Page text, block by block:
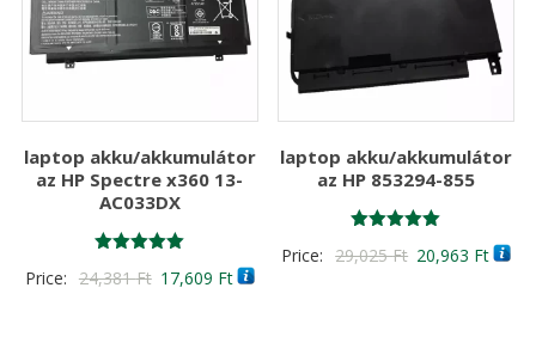
laptop akku/akkumulátor
az HP Spectre x360 13-
AC033DX
5.00
Price: 24,381Ft Original
17,609 FtCurrent
laptop akku/akkumulátor
az HP 853294-855
5.00
Price: 29,025Ft Original
20,963 Ft